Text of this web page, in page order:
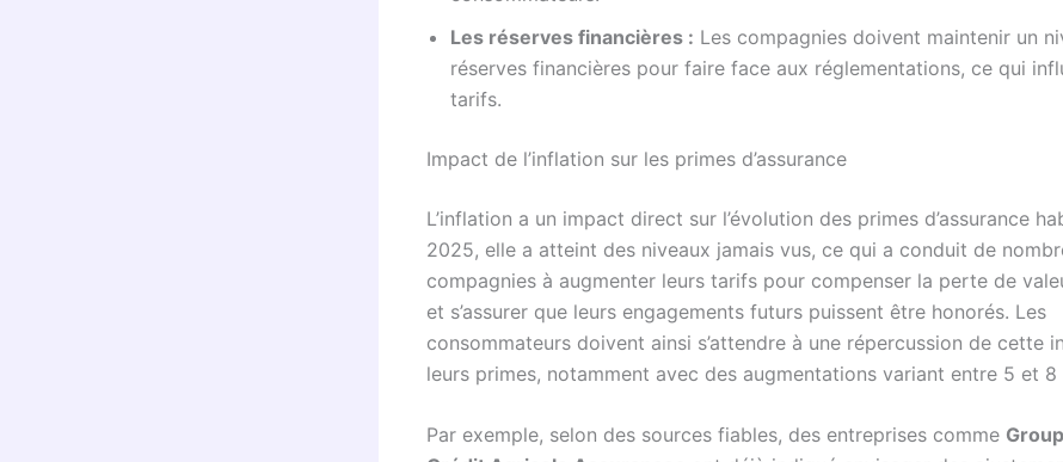
Les réserves financières : Les compagnies doivent maintenir un
réserves financières pour faire face aux réglementations, ce qui
tarifs.
Impact de l’inflation sur les primes d’assurance
L’inflation a un impact direct sur l’évolution des primes d’assurance
2025, elle a atteint des niveaux jamais vus, ce qui a conduit de
compagnies à augmenter leurs tarifs pour compenser la perte de
et s’assurer que leurs engagements futurs puissent être honorés. Les
consommateurs doivent ainsi s’attendre à une répercussion de cette
leurs primes, notamment avec des augmentations variant entre 5 et 8
Par exemple, selon des sources fiables, des entreprises comme